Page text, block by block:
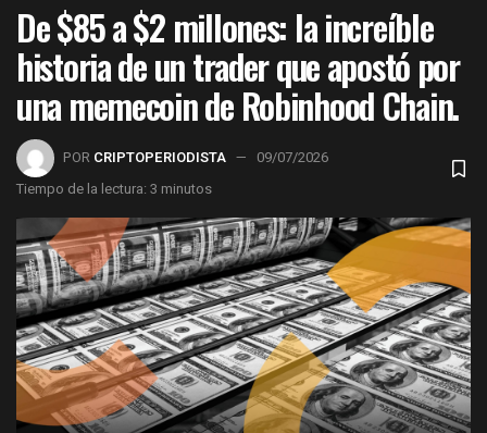
De $85 a $2 millones: la increíble
historia de un trader que apostó por
una memecoin de Robinhood Chain.
POR CRIPTOPERIODISTA
09/07/2026
Tiempo de la lectura: 3 minutos